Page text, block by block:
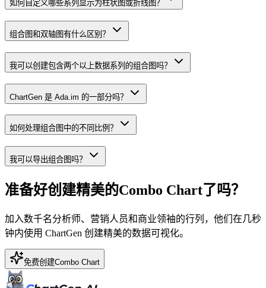
如何自定义哪些系列显示为柱状图或折线图？
组合图和双轴图有什么区别？
我可以创建包含两个以上数据系列的组合图吗？
ChartGen 是 Ada.im 的一部分吗？
如何处理组合图中的不同比例？
我可以导出组合图吗？
准备好创建精美的Combo Chart了吗？
加入数千名分析师、营销人员和商业领袖的行列，他们在几秒
钟内使用 ChartGen 创建精美的数据可视化。
免费创建Combo Chart